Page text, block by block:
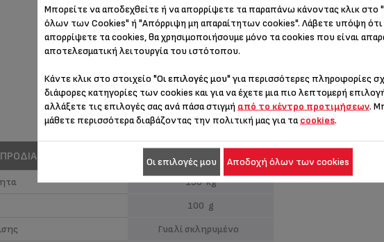
ESSENTIAL ΖΥΓΌΣ ΜΠΆΝΙΟΥ
150 kg
100 g
Γυαλί σκληρυμένο
Μπορείτε να αποδεχθείτε ή να απορρίψετε τα παραπάνω κάνοντας κλικ στο
όλων των Cookies" ή "Απόρριψη μη απαραίτητων cookies". Λάβετε υπόψη ότι
απορρίψετε τα cookies, θα χρησιμοποιήσουμε μόνο τα cookies που είναι
αποτελεσματική λειτουργία του ιστότοπου.
Κάντε κλικ στο στοιχείο "Οι επιλογές μου"για περισσότερες πληροφορίες
διάφορες κατηγορίες των cookies και για να έχετε μια πιο λεπτομερή
αλλάξετε τις επιλογές σας ανά πάσα στιγμή από το κέντρο προτιμήσεων.
μάθετε περισσότερα διαβάζοντας την πολιτική μας για ταcookies.
Οι επιλογές μου Αποδοχή όλων των cookies